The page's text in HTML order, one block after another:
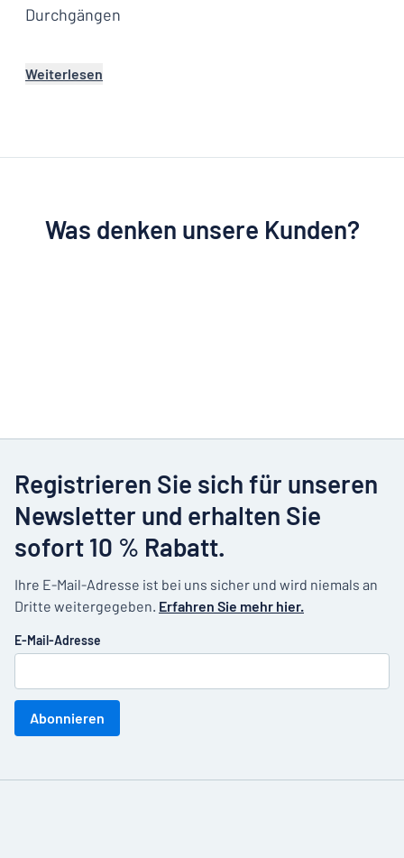
Durchgängen
Weiterlesen
Was denken unsere Kunden?
Registrieren Sie sich für unseren
Newsletter und erhalten Sie
sofort 10 % Rabatt.
Ihre E-Mail-Adresse ist bei uns sicher und wird niemals an
Dritte weitergegeben. Erfahren Sie mehr hier.
E-Mail-Adresse
Abonnieren